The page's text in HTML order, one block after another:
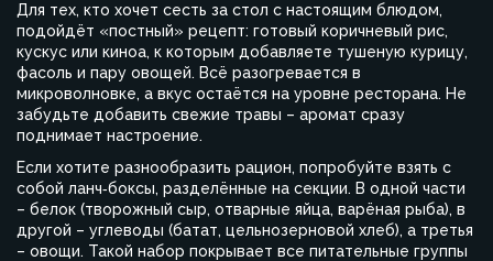
Для тех, кто хочет сесть за стол с настоящим блюдом,
подойдёт «постный» рецепт: готовый коричневый рис,
кускус или киноа, к которым добавляете тушеную курицу,
фасоль и пару овощей. Всё разогревается в
микроволновке, а вкус остаётся на уровне ресторана. Не
забудьте добавить свежие травы – аромат сразу
поднимает настроение.
Если хотите разнообразить рацион, попробуйте взять с
собой ланч‑боксы, разделённые на секции. В одной части
– белок (творожный сыр, отварные яйца, варёная рыба), в
другой – углеводы (батат, цельнозерновой хлеб), а третья
– овощи. Такой набор покрывает все питательные группы